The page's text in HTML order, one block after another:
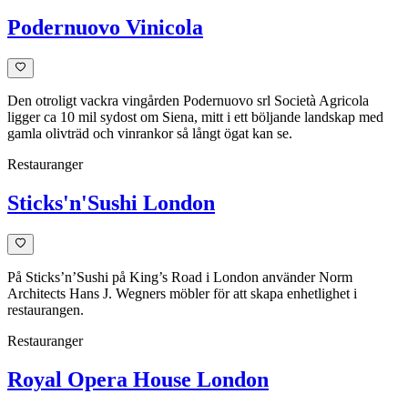
Podernuovo Vinicola
Den otroligt vackra vingården Podernuovo srl Società Agricola
ligger ca 10 mil sydost om Siena, mitt i ett böljande landskap med
gamla olivträd och vinrankor så långt ögat kan se.
Restauranger
Sticks'n'Sushi London
På Sticks’n’Sushi på King’s Road i London använder Norm
Architects Hans J. Wegners möbler för att skapa enhetlighet i
restaurangen.
Restauranger
Royal Opera House London